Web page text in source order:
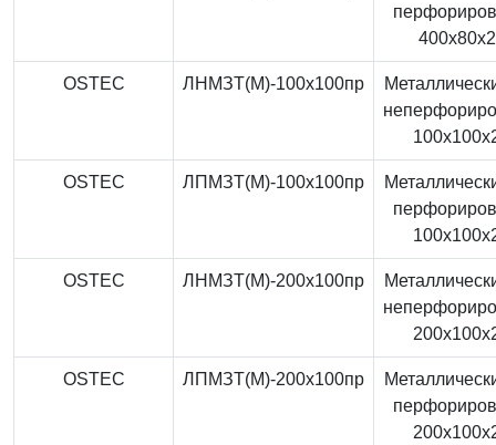
OSTEC ЛНМЗТ(М)-100x100пр
OSTEC ЛПМЗТ(М)-100x100пр
OSTEC ЛНМЗТ(М)-200x100пр
OSTEC ЛПМЗТ(М)-200x100пр